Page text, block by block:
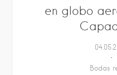
en globo
Bodas